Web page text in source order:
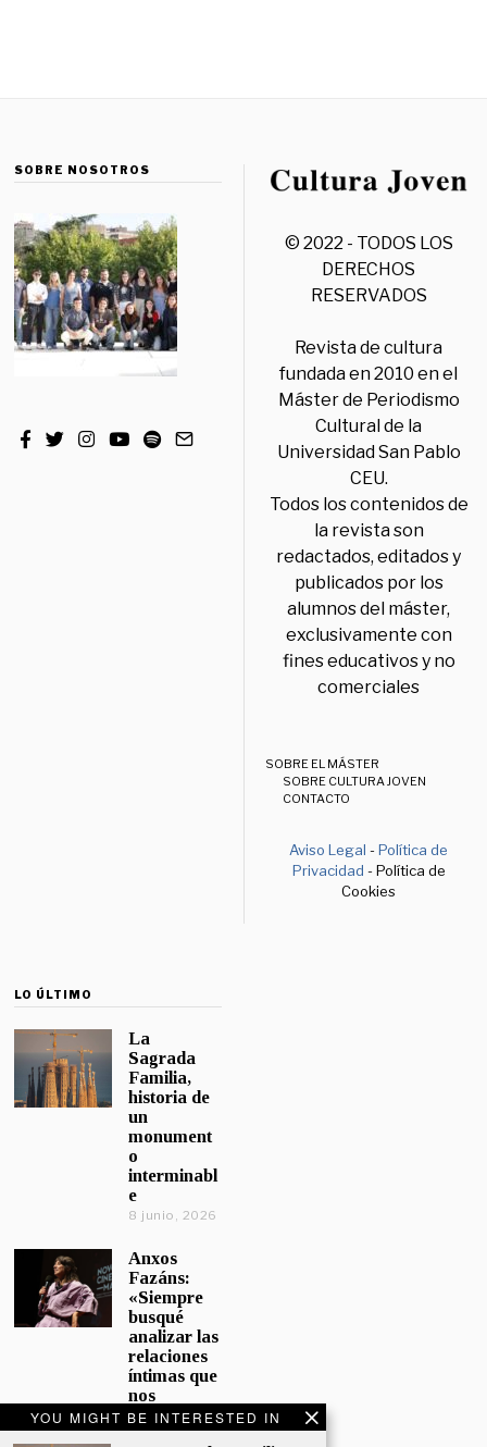
YOU MIGHT BE INTERESTED IN
SOBRE NOSOTROS
© 2022 - TODOS LOS
DERECHOS
RESERVADOS
Revista de cultura
fundada en 2010 en el
Máster de Periodismo
Cultural de la
Universidad San Pablo
CEU.
Todos los contenidos de
la revista son
redactados, editados y
publicados por los
alumnos del máster,
exclusivamente con
fines educativos y no
comerciales
SOBRE EL MÁSTER
SOBRE CULTURA JOVEN
CONTACTO
Aviso Legal -Política de
Privacidad - Política de
Cookies
LO ÚLTIMO
La
Sagrada
Familia,
historia de
un
monument
o
interminabl
e
8 junio, 2026
Anxos
Fazáns:
«Siempre
busqué
analizar las
relaciones
íntimas que
nos
afectan»
5 junio, 2026